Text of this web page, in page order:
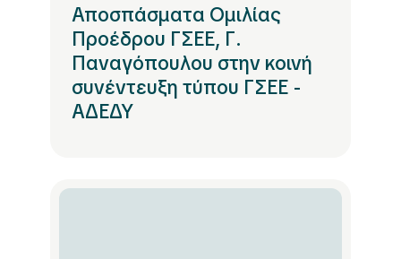
Αποσπάσματα Ομιλίας
Προέδρου ΓΣΕΕ, Γ.
Παναγόπουλου στην κοινή
συνέντευξη τύπου ΓΣΕΕ -
ΑΔΕΔΥ